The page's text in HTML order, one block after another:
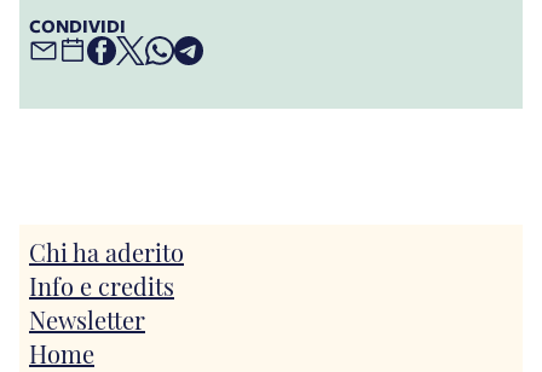
CONDIVIDI
Chi ha aderito
Info e credits
Newsletter
Home